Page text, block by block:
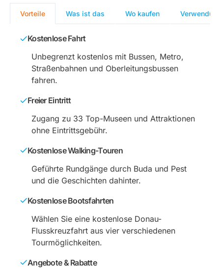
Vorteile Was ist das Wo kaufen
Kostenlose Fahrt
Unbegrenzt kostenlos mit Bussen, Metro,
Straßenbahnen und Oberleitungsbussen
fahren.
Freier Eintritt
Zugang zu 33 Top-Museen und Attraktionen
ohne Eintrittsgebühr.
Kostenlose Walking-Touren
Geführte Rundgänge durch Buda und Pest
und die Geschichten dahinter.
Kostenlose Bootsfahrten
Wählen Sie eine kostenlose Donau-
Flusskreuzfahrt aus vier verschiedenen
Tourmöglichkeiten.
Angebote & Rabatte